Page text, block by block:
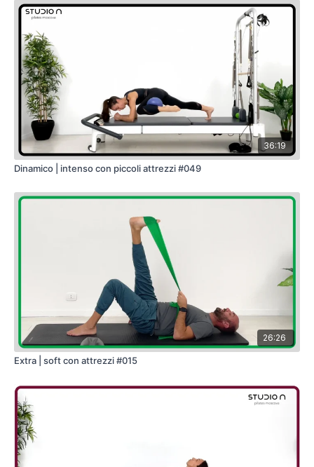
36:19
Dinamico | intenso con piccoli attrezzi #049
26:26
Extra | soft con attrezzi #015